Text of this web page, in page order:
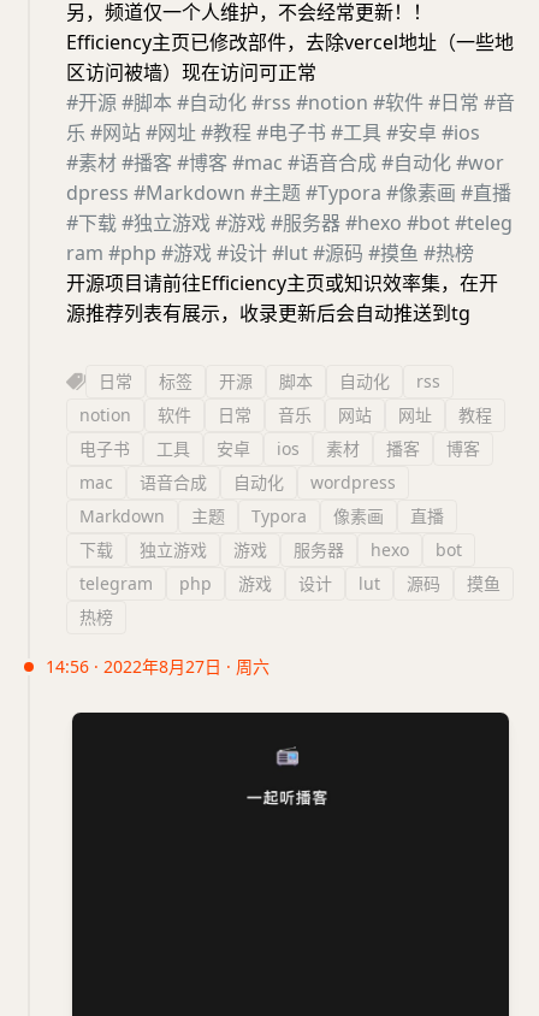
另，频道仅一个人维护，不会经常更新！！
Efficiency主页已修改部件，去除vercel地址（一些地
区访问被墙）现在访问可正常
#开源#脚本 #自动化#rss #notion #软件#日常 #音
乐 #网站#网址 #教程 #电子书 #工具#安卓 #ios
#素材#播客 #博客 #mac #语音合成#自动化#wor
dpress #Markdown #主题#Typora #像素画 #直播
#下载#独立游戏#游戏#服务器#hexo #bot#teleg
ram #php #游戏#设计#lut#源码 #摸鱼 #热榜
开源项目请前往Efficiency主页或知识效率集，在开
源推荐列表有展示，收录更新后会自动推送到tg
日常 标签 开源 脚本 自动化
rss
notion
软件 日常 音乐 网站 网址
教程
电子书
工具 安卓 ios 素材 播客
博客
mac
语音合成 自动化
wordpress
Markdown
主题 Typora 像素画
直播
下载
独立游戏 游戏 服务器 hexo
bot
telegram
php 游戏 设计 lut 源码
摸鱼
热榜
14:56 · 2022年8月27日 · 周六